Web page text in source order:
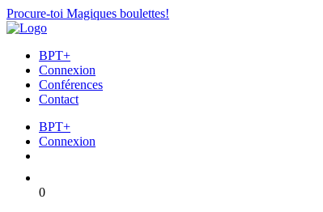
Procure-toi Magiques boulettes!
BPT+
Connexion
Conférences
Contact
BPT+
Connexion
0